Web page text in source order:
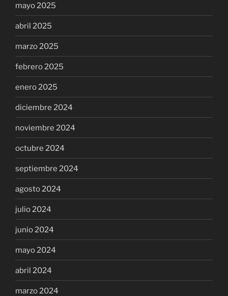
mayo 2025
abril 2025
marzo 2025
febrero 2025
enero 2025
diciembre 2024
noviembre 2024
octubre 2024
septiembre 2024
agosto 2024
julio 2024
junio 2024
mayo 2024
abril 2024
marzo 2024